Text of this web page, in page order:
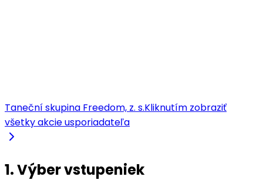
Taneční skupina Freedom, z. s.Kliknutím zobraziť
všetky akcie usporiadateľa
1. Výber vstupeniek